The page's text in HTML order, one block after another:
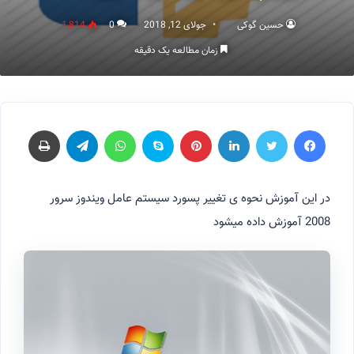
حسین گوکی جولای 12, 2018 0
1,814
زمان مطالعه یک دقیقه
فیسبوک توییتر لینکداین پینتریست اسکایپ واتس آپ تلگرام چاپ
در این آموزش نحوه ی تغییر پسورد سیستم عامل ویندوز سرور
2008 آموزش داده میشود